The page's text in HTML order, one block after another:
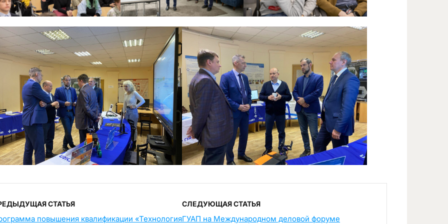
СТАТЬЯ
повышения квалификации «Технология
СЛЕДУЮЩАЯ СТАТЬЯ
ГУАП на Международном деловой форуме